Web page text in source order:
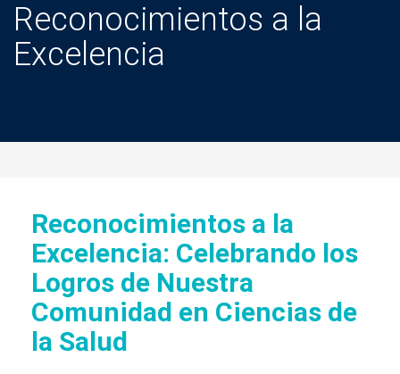
Reconocimientos a la
Excelencia
Reconocimientos a la
Excelencia: Celebrando los
Logros de Nuestra
Comunidad en Ciencias de
la Salud